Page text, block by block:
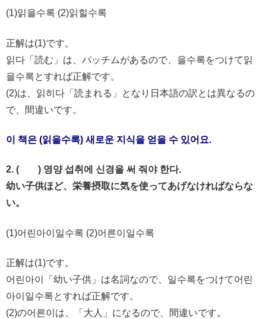
(1)읽을수록 (2)읽힐수록
正解は(1)です。
읽다「読む」は、パッチムがあるので、을수록をつけて읽
을수록とすれば正解です。
(2)は、읽히다「読まれる」となり日本語の訳とは異なるの
で、間違いです。
이 책은 (읽을수록) 새로운 지식을 얻을 수 있어요.
2. ( ) 영양 섭취에 신경을 써 줘야 한다.
幼い子供ほど、栄養摂取に気を使ってあげなければならな
い。
(1)어린아이일수록 (2)어른이일수록
正解は(1)です。
어린아이「幼い子供」は名詞なので、일수록をつけて어린
아이일수록とすれば正解です。
(2)の어른이は、「大人」になるので、間違いです。